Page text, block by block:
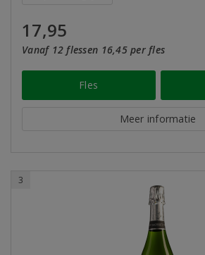
17,95
Vanaf 12 flessen 16,45 per fles
Fles
Meer informatie
3